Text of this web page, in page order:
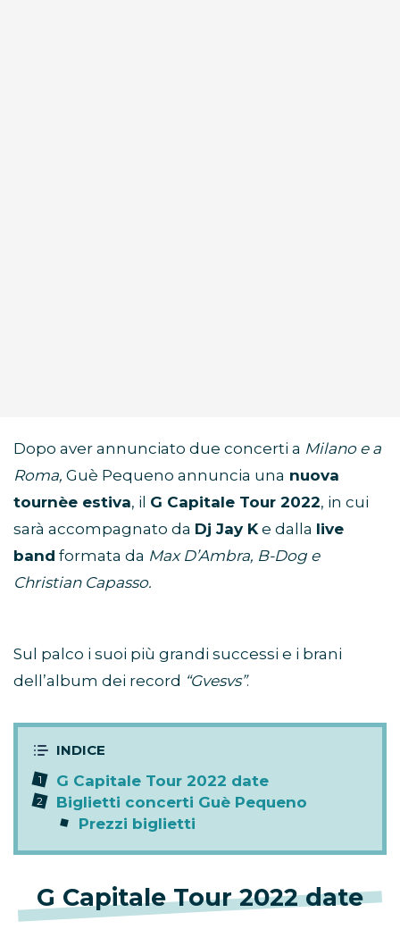
Dopo aver annunciato due concerti a Milano e a
Roma, Guè Pequeno annuncia una nuova
tournèe estiva, il G Capitale Tour 2022, in cui
sarà accompagnato da Dj Jay Ke dalla live
band formata da Max D’Ambra, B-Dog e
Christian Capasso.
Sul palco i suoi più grandi successi e i brani
dell’album dei record “Gvesvs”.
G Capitale Tour 2022 date
Biglietti concerti Guè Pequeno
Prezzi biglietti
G Capitale Tour 2022 date